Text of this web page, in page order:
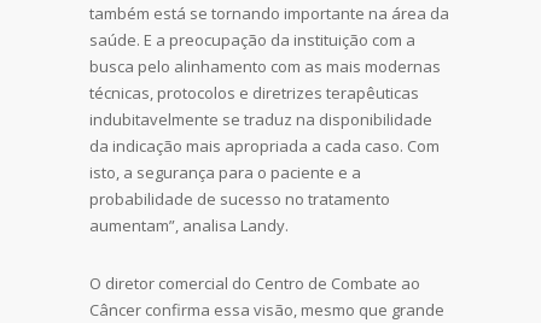
também está se tornando importante na área da
saúde. E a preocupação da instituição com a
busca pelo alinhamento com as mais modernas
técnicas, protocolos e diretrizes terapêuticas
indubitavelmente se traduz na disponibilidade
da indicação mais apropriada a cada caso. Com
isto, a segurança para o paciente e a
probabilidade de sucesso no tratamento
aumentam”, analisa Landy.
O diretor comercial do Centro de Combate ao
Câncer confirma essa visão, mesmo que grande